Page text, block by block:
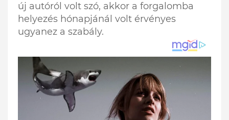
új autóról volt szó, akkor a forgalomba
helyezés hónapjánál volt érvényes
ugyanez a szabály.